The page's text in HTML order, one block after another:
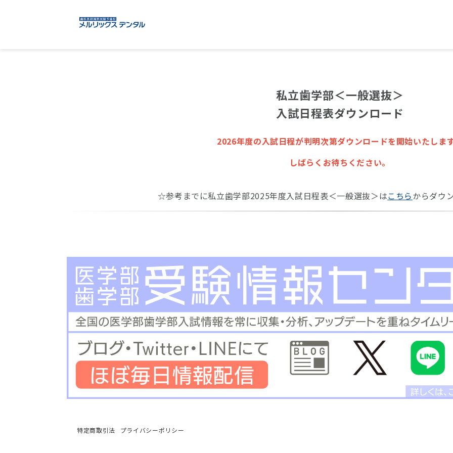
私立歯学部＜一般選抜＞
入試日程表ダウンロード
2026年度の入試日程が判明次第ダウンロードを開始いたします
しばらくお待ちください。
☆参考までに私立歯学部2025年度入試日程表＜一般選抜＞はこちらからダウ
特定商取引法 プライバシーポリシー